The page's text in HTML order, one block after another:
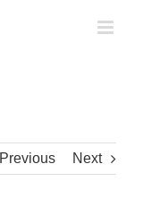
Previous Next